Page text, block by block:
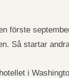
förste
Så startar